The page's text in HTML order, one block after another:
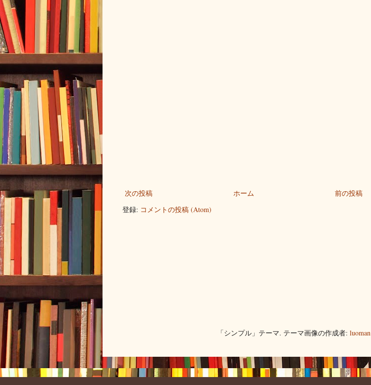
次の投稿 前の投稿
ホーム
登録: コメントの投稿 (Atom)
「シンプル」テーマ. テーマ画像の作成者: luoman